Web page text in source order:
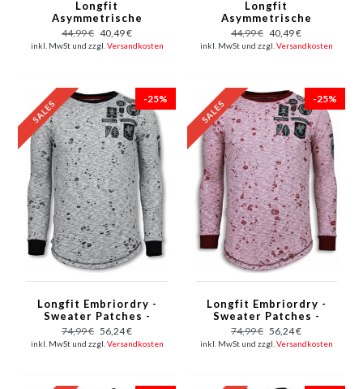
Longfit
Asymmetrische
Stickerei - T-Shirt
Patches - US Army -
Grün
44,99 € 40,49 €
inkl. MwSt und zzgl. Versandkosten
Longfit
Asymmetrische
Stickerei - T-Shirt
Aufnäher - US Army -
Pink
44,99 € 40,49 €
inkl. MwSt und zzgl. Versandkosten
-25%
Longfit Embriordry -
Sweater Patches -
Guerrilla - Grau
74,99 € 56,24 €
inkl. MwSt und zzgl. Versandkosten
-25%
Longfit Embriordry -
Sweater Patches -
Guerrilla - Rot
74,99 € 56,24 €
inkl. MwSt und zzgl. Versandkosten